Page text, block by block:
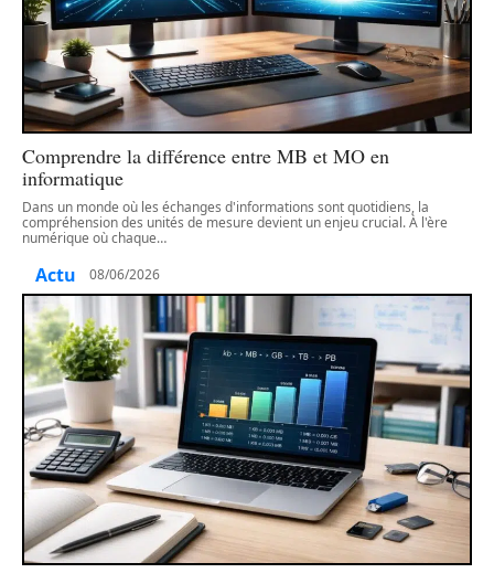
Comprendre la différence entre MB et MO en
informatique
Dans un monde où les échanges d'informations sont quotidiens, la
compréhension des unités de mesure devient un enjeu crucial. À l'ère
numérique où chaque…
Actu 08/06/2026